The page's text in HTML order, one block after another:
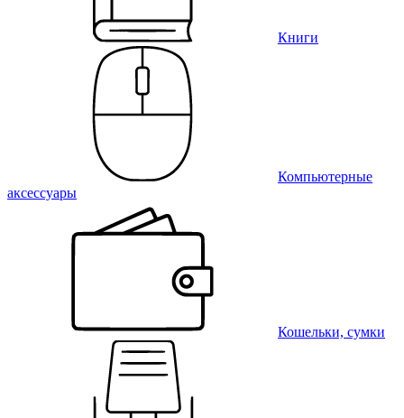
Книги
Компьютерные
аксессуары
Кошельки, сумки